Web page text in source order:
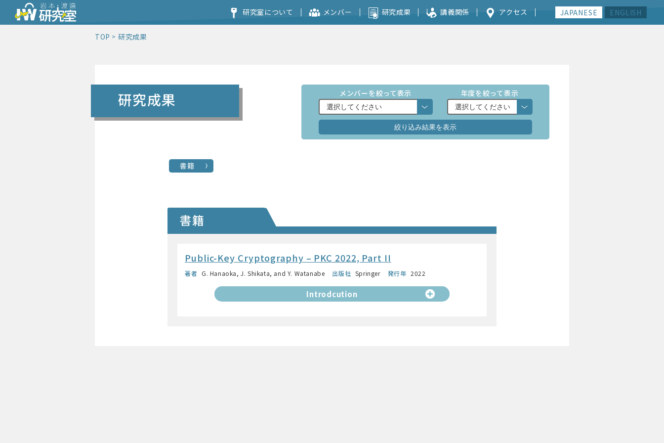
研究室について メンバー 研究成果 講義関係 アクセス JAPANESE ENGLISH
TOP 研究成果
研究成果 メンバーを絞って表示 年度を絞って表示
書籍
書籍
Public-Key Cryptography – PKC 2022, Part II
著者 G. Hanaoka, J. Shikata, and Y. Watanabe 出版社 Springer 発行年 2022
Introdcution